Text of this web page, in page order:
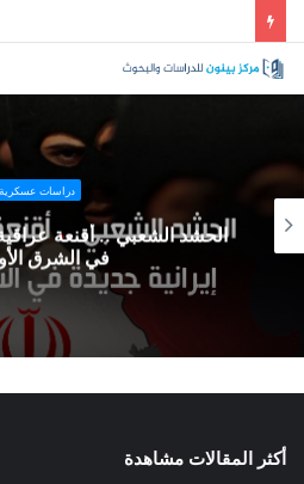
دراسات عسكرية
الحشد الشعبي .. أقنعة عراقية
في الشرق
أكثر المقالات مشاهدة